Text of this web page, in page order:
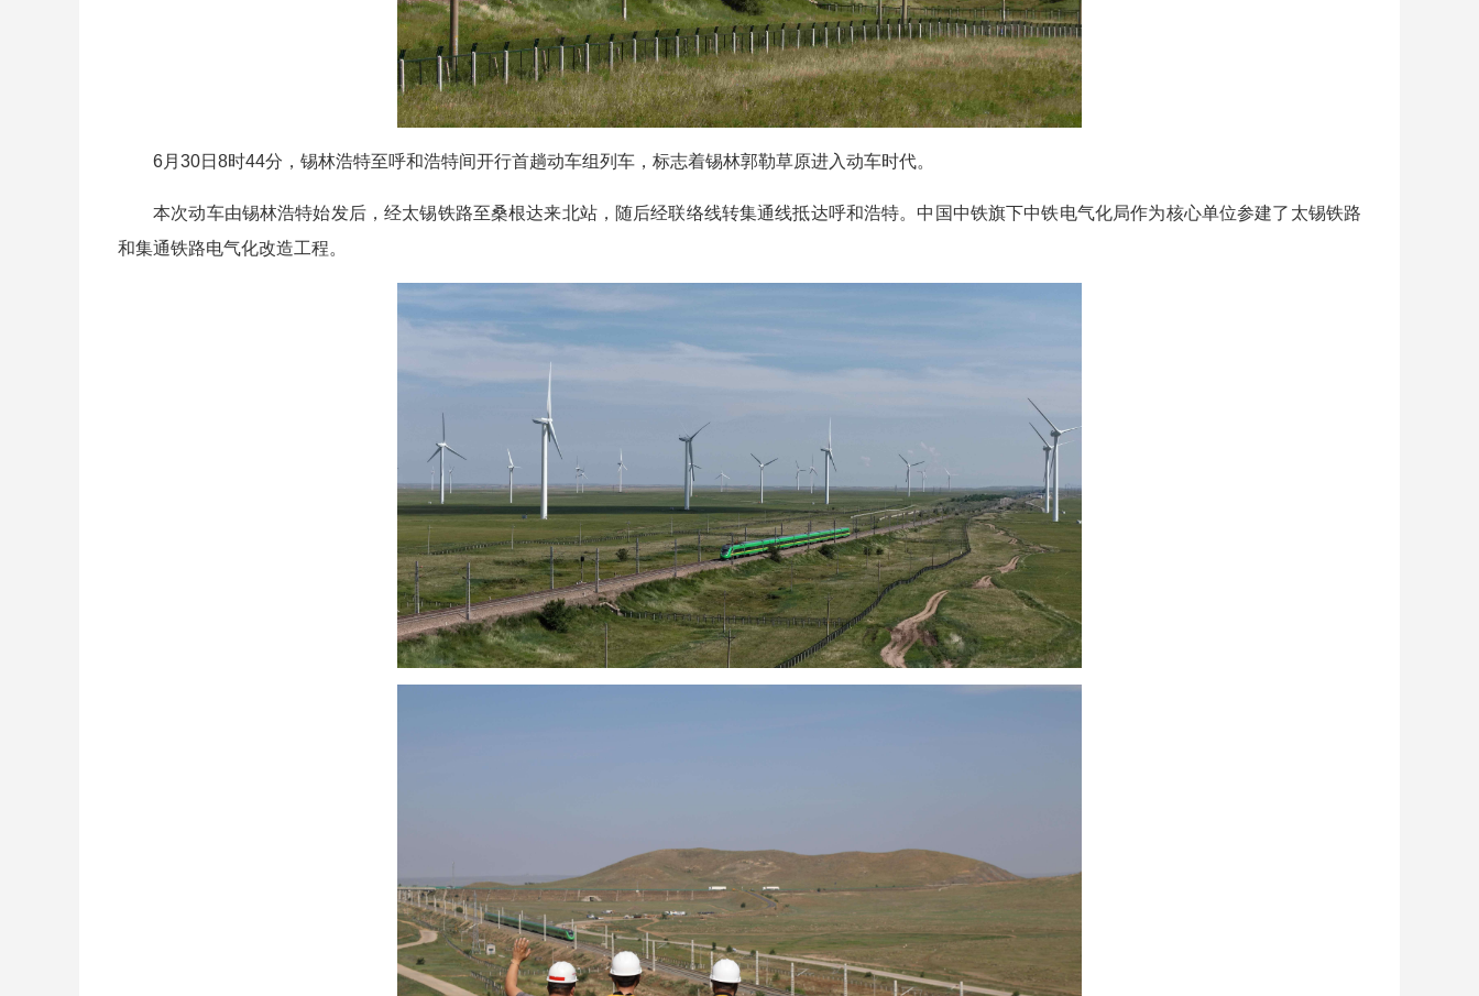
6月30日8时44分，锡林浩特至呼和浩特间开行首趟动车组列车， 标志着锡林郭勒草原进入动车时代。
本次动车由锡林浩特始发后，经太锡铁路至桑根达来北站，随后经联络线转集通线抵达呼和浩特。中国中铁旗下中铁电气化局作为核心单位参建了太锡铁路
和集通铁路电气化改造工程。